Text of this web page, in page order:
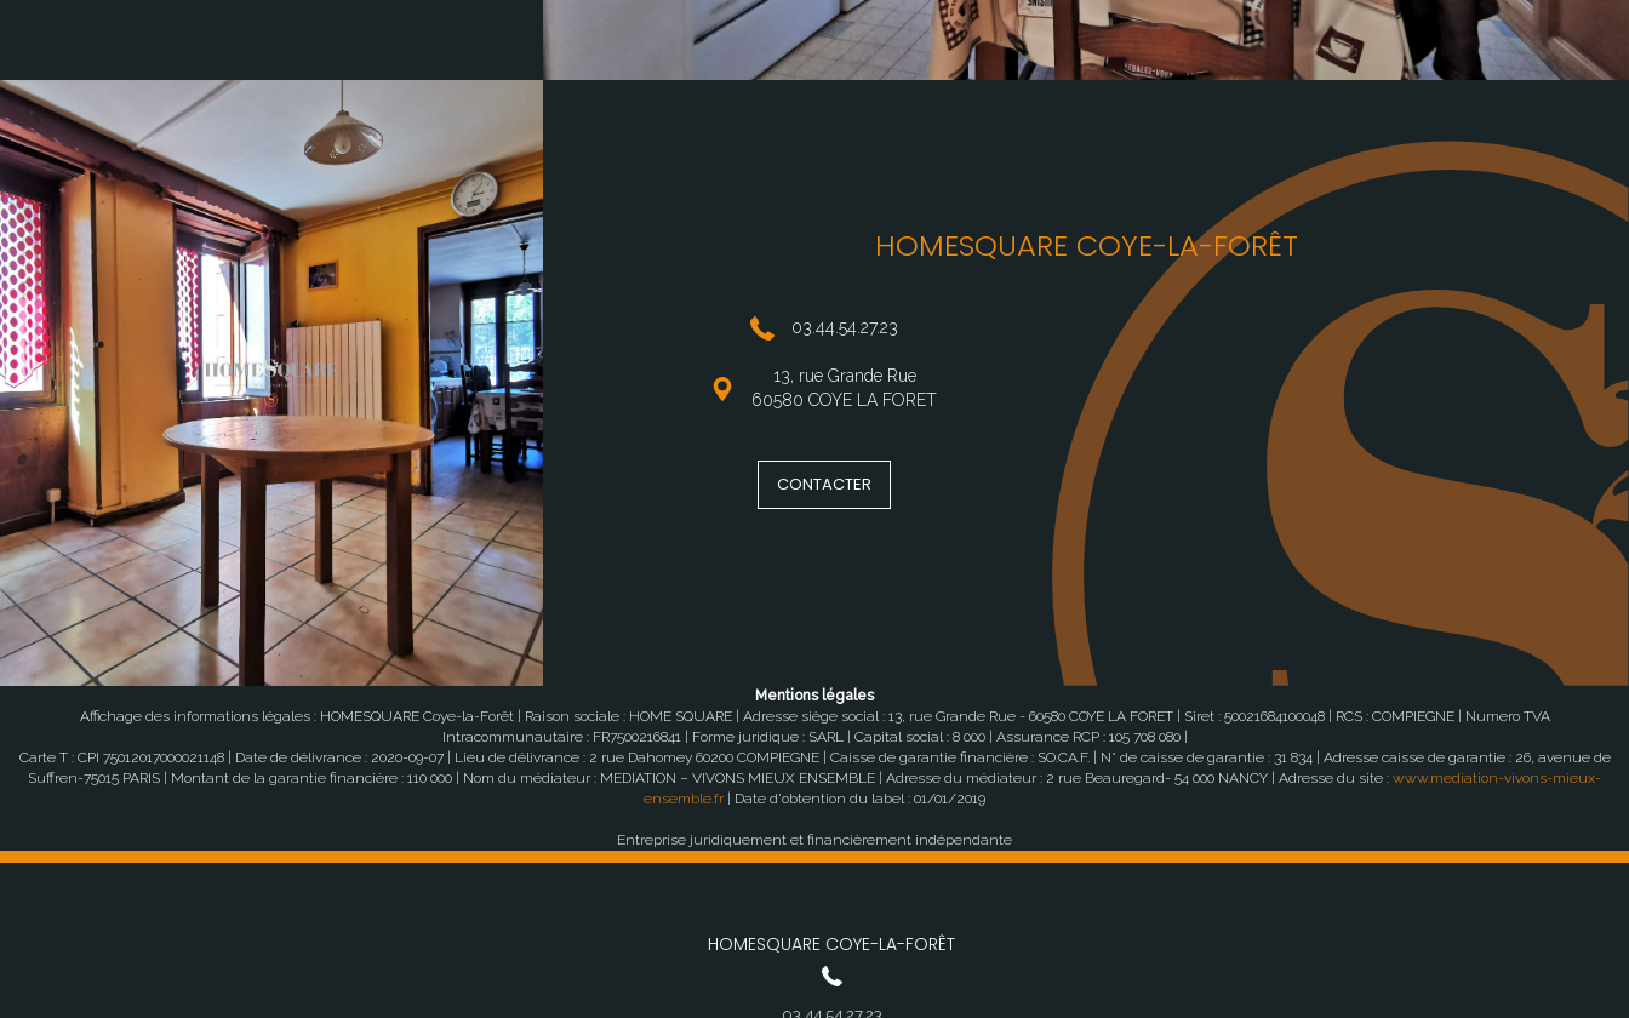
HOMESQUARE COYE-LA-FORÊT
03.44.54.27.23
13, rue Grande Rue
60580 COYE LA FORET
CONTACTER
Mentions légales
Affichage des informations légales : HOMESQUARE Coye-la-Forêt | Raison sociale : HOME SQUARE | Adresse siège social : 13, rue Grande Rue - 60580 COYE LA FORET | Siret : 50021684100048 | RCS : COMPIEGNE | Numero TVA
Intracommunautaire : FR7500216841 | Forme juridique : SARL | Capital social : 8 000 | Assurance RCP : 105 708 080 |
Carte T : CPI 75012017000021148 | Date de délivrance : 2020-09-07 | Lieu de délivrance : 2 rue Dahomey 60200 COMPIEGNE | Caisse de garantie financière : SO.CA.F. | N° de caisse de garantie : 31 834 | Adresse caisse de garantie : 26, avenue de
Suffren-75015 PARIS | Montant de la garantie financière : 110 000 | Nom du médiateur : MEDIATION – VIVONS MIEUX ENSEMBLE | Adresse du médiateur : 2 rue Beauregard- 54 000 NANCY | Adresse du site : www.mediation-vivons-mieux-
ensemble.fr | Date d'obtention du label : 01/01/2019
Entreprise juridiquement et financièrement indépendante
HOMESQUARE COYE-LA-FORÊT